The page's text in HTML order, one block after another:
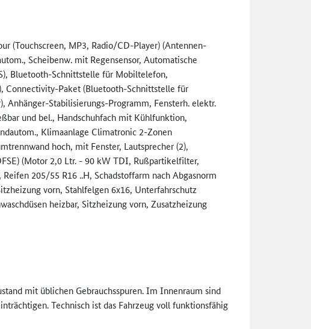
(Touchscreen, MP3, Radio/CD-Player) (Antennen-
Scheibenw. mit Regensensor, Automatische
Bluetooth-Schnittstelle für Mobiltelefon,
Connectivity-Paket (Bluetooth-Schnittstelle für
Stabilisierungs-Progr­amm, Fensterh. elektr.
und bel., Handschuhfach mit Kühlfunktion,
Klimaanlage Climatronic 2-Zonen
hoch, mit Fenster, Lautsprecher (2),
(Motor 2,0 Ltr. - 90 kW TDI, Rußpartikelfilter,
205/55 R16 ..H, Schadstoffarm nach Abgasnorm
vorn, Stahlfelgen 6x16, Unterfahrschutz
heizbar, Sitzheizung vorn, Zusatzheizung
mit üblichen Gebrauchsspuren. Im Innenraum sind
Technisch ist das Fahrzeug voll funktionsfähig